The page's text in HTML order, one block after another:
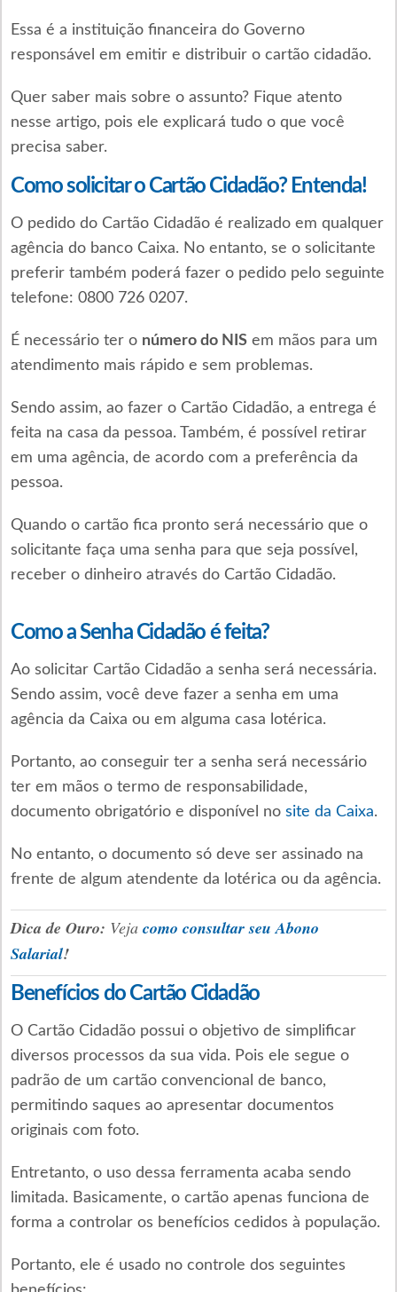
Essa é a instituição financeira do Governo
responsável em emitir e distribuir o cartão cidadão.
Quer saber mais sobre o assunto? Fique atento
nesse artigo, pois ele explicará tudo o que você
precisa saber.
Como solicitar o Cartão Cidadão? Entenda!
O pedido do Cartão Cidadão é realizado em qualquer
agência do banco Caixa. No entanto, se o solicitante
preferir também poderá fazer o pedido pelo seguinte
telefone: 0800 726 0207.
É necessário ter o número do NISem mãos para um
atendimento mais rápido e sem problemas.
Sendo assim, ao fazer o Cartão Cidadão, a entrega é
feita na casa da pessoa. Também, é possível retirar
em uma agência, de acordo com a preferência da
pessoa.
Quando o cartão fica pronto será necessário que o
solicitante faça uma senha para que seja possível,
receber o dinheiro através do Cartão Cidadão.
Como a Senha Cidadão é feita?
Ao solicitar Cartão Cidadão a senha será necessária.
Sendo assim, você deve fazer a senha em uma
agência da Caixa ou em alguma casa lotérica.
Portanto, ao conseguir ter a senha será necessário
ter em mãos o termo de responsabilidade,
documento obrigatório e disponível no site da Caixa.
No entanto, o documento só deve ser assinado na
frente de algum atendente da lotérica ou da agência.
Dica de Ouro: Veja como consultar seu Abono
Salarial!
Benefícios do Cartão Cidadão
O Cartão Cidadão possui o objetivo de simplificar
diversos processos da sua vida. Pois ele segue o
padrão de um cartão convencional de banco,
permitindo saques ao apresentar documentos
originais com foto.
Entretanto, o uso dessa ferramenta acaba sendo
limitada. Basicamente, o cartão apenas funciona de
forma a controlar os benefícios cedidos à população.
Portanto, ele é usado no controle dos seguintes